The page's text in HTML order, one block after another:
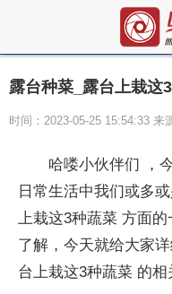
露台种菜_露台上栽这
时间：2023-05-25 15:54:33 来
哈喽小伙伴们 ，
日常生活中我们或多
上栽这3种蔬菜 方面
了解，今天就给大家
台上栽这3种蔬菜 的相